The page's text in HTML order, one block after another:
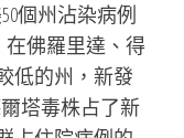
個州沾染病例
佛羅里達、得
低的州，新發
爾塔毒株占了新